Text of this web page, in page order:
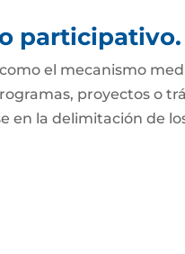
participativo.
el mecanismo
proyectos o
en la delimitación de